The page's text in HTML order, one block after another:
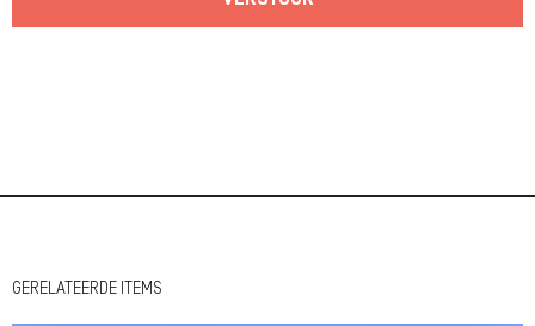
GERELATEERDE ITEMS